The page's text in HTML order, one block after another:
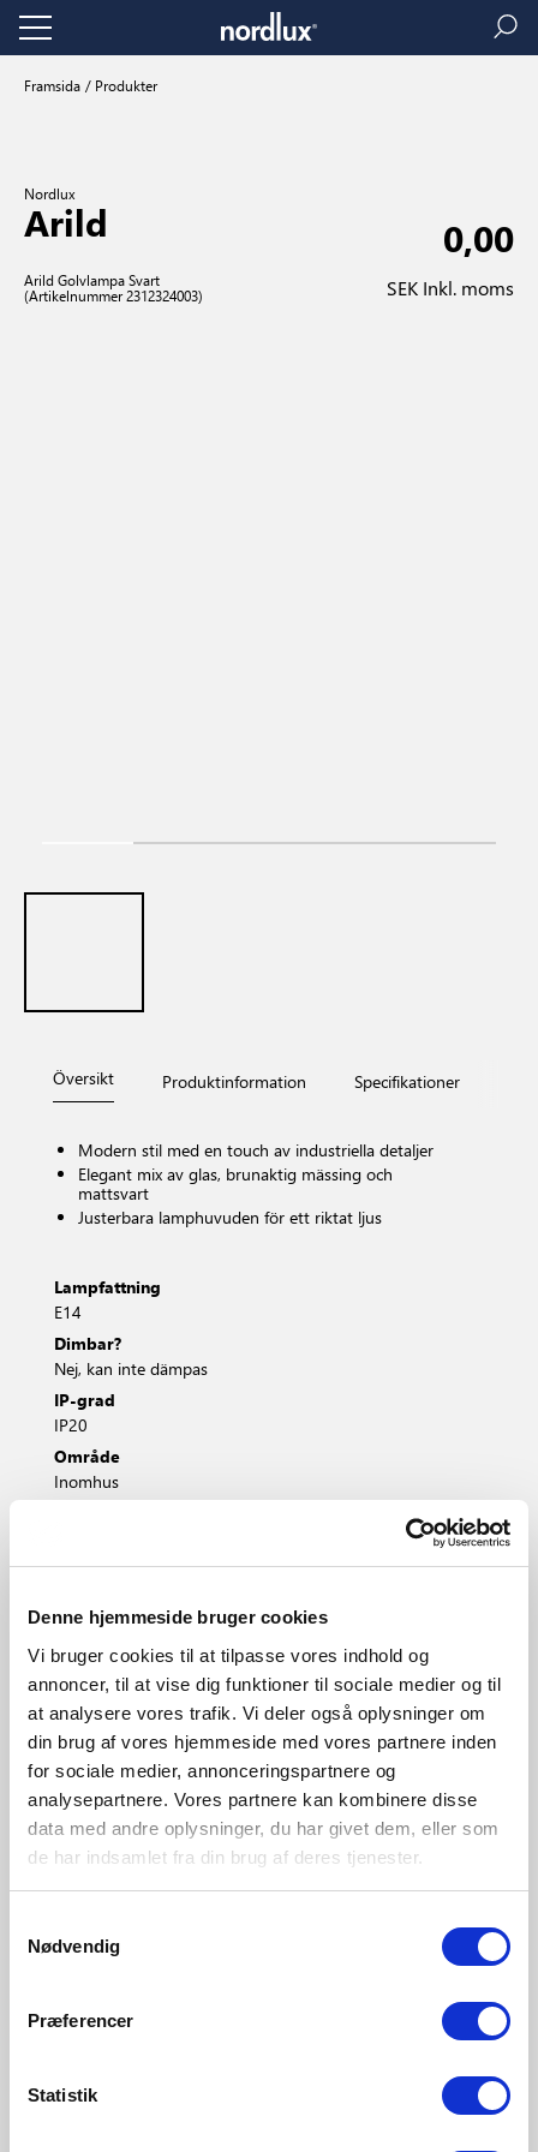
Denne hjemmeside bruger cookies
Vi bruger cookies til at tilpasse vores indhold og
annoncer, til at vise dig funktioner til sociale medier og til
at analysere vores trafik. Vi deler også oplysninger om
din brug af vores hjemmeside med vores partnere inden
for sociale medier, annonceringspartnere og
analysepartnere. Vores partnere kan kombinere disse
data med andre oplysninger, du har givet dem, eller som
de har indsamlet fra din brug af deres tjenester.
Nødvendig
Præferencer
Statistik
Framsida Produkter
Nordlux
Arild
Arild Golvlampa Svart
(Artikelnummer 2312324003)
0,00
SEK Inkl. moms
Översikt Produktinformation Specifikationer
Modern stil med en touch av industriella detaljer
Elegant mix av glas, brunaktig mässing och
mattsvart
Justerbara lamphuvuden för ett riktat ljus
Lampfattning
E14
Dimbar?
Nej, kan inte dämpas
IP-grad
IP20
Område
Inomhus